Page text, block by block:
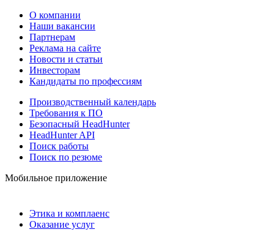
О компании
Наши вакансии
Партнерам
Реклама на сайте
Новости и статьи
Инвесторам
Кандидаты по профессиям
Производственный календарь
Требования к ПО
Безопасный HeadHunter
HeadHunter API
Поиск работы
Поиск по резюме
Мобильное приложение
Этика и комплаенс
Оказание услуг